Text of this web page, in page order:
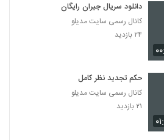
دانلود فیلم سیانور با لینک مستقیم و کیفیت
فیلم پله آخر
بازدید
دانلود فیلم امروز با کیفیت عالی
بازدید
دانلود سریال جیران رایگان
کانال رسمی سایت مدیلو
۲۴ بازدید
حکم تجدید نظر کامل
کانال رسمی سایت مدیلو
۲۱ بازدید